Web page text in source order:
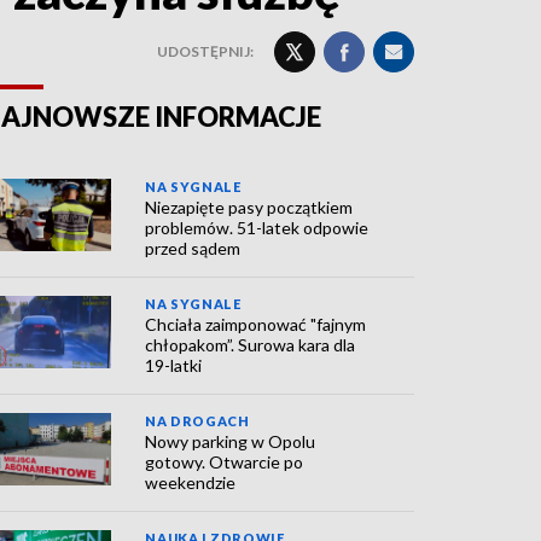
UDOSTĘPNIJ:
INFORMACJE
NA SYGNALE
Niezapięte pasy początkiem
problemów. 51-latek odpowie
przed sądem
NA SYGNALE
Chciała zaimponować "fajnym
chłopakom”. Surowa kara dla
19-latki
NA DROGACH
Nowy parking w Opolu
gotowy. Otwarcie po
weekendzie